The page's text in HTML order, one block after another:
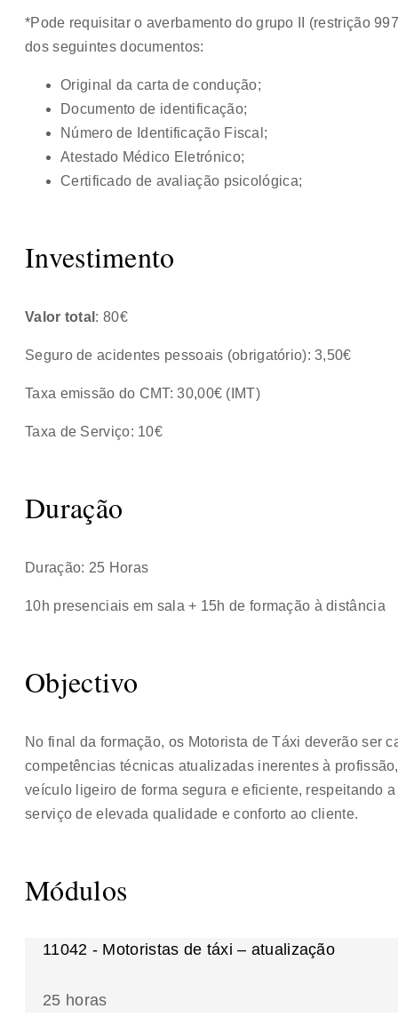
*Pode requisitar o averbamento do grupo II (restrição
dos seguintes documentos:
Original da carta de condução;
Documento de identificação;
Número de Identificação Fiscal;
Atestado Médico Eletrónico;
Certificado de avaliação psicológica;
Investimento
Valor total : 80€
Seguro de acidentes pessoais (obrigatório): 3,50€
Taxa emissão do CMT: 30,00€ (IMT)
Taxa de Serviço: 10€
Duração
Duração: 25 Horas
10h presenciais em sala + 15h de formação à distância
Objectivo
No final da formação, os Motorista de Táxi deverão ser
competências técnicas atualizadas inerentes à
veículo ligeiro de forma segura e eficiente, respeitando
serviço de elevada qualidade e conforto ao cliente.
Módulos
11042 - Motoristas de táxi – atualização
25 horas